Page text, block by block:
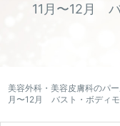
11月〜12月
美容外科・美容皮膚科のパ
月〜12月 バスト・ボディ